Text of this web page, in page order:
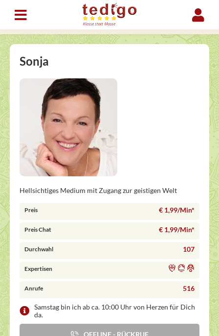
Sonja
Hellsichtiges Medium mit Zugang zur geistigen Welt
Preis € 1,99/Min*
Preis Chat € 1,99/Min*
Durchwahl 107
Expertisen
Anrufe 516
Samstag bin ich ab ca. 10:00 Uhr von Herzen für Dich
da.
OFFLINE - RÜCKRUF